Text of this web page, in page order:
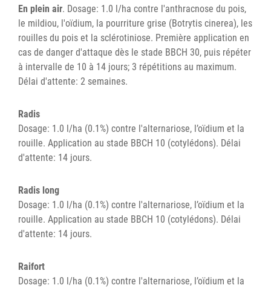
En plein air. Dosage: 1.0 l/ha contre l'anthracnose du pois,
le mildiou, l'oïdium, la pourriture grise (Botrytis cinerea), les
rouilles du pois et la sclérotiniose. Première application en
cas de danger d'attaque dès le stade BBCH 30, puis répéter
à intervalle de 10 à 14 jours; 3 répétitions au maximum.
Délai d'attente: 2 semaines.
Radis
Dosage: 1.0 l/ha (0.1%) contre l'alternariose, l’oïdium et la
rouille. Application au stade BBCH 10 (cotylédons). Délai
d'attente: 14 jours.
Radis long
Dosage: 1.0 l/ha (0.1%) contre l'alternariose, l’oïdium et la
rouille. Application au stade BBCH 10 (cotylédons). Délai
d'attente: 14 jours.
Raifort
Dosage: 1.0 l/ha (0.1%) contre l'alternariose, l’oïdium et la